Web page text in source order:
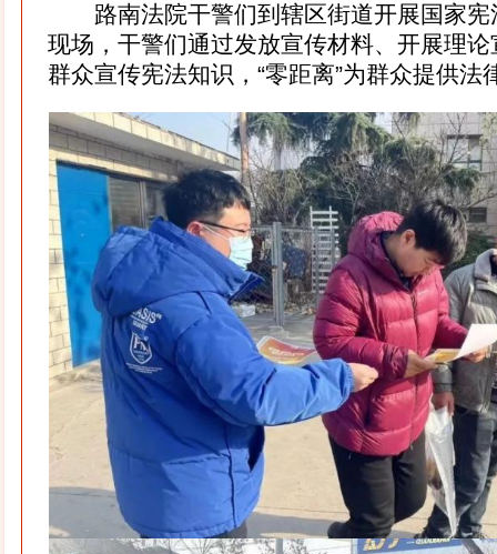
路南法院干警们到辖区街道开展国家宪
现场，干警们通过发放宣传材料、开展理
群众宣传宪法知识，“零距离”为群众提供法